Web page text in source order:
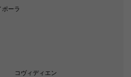
ポーラ
コヴィディエン